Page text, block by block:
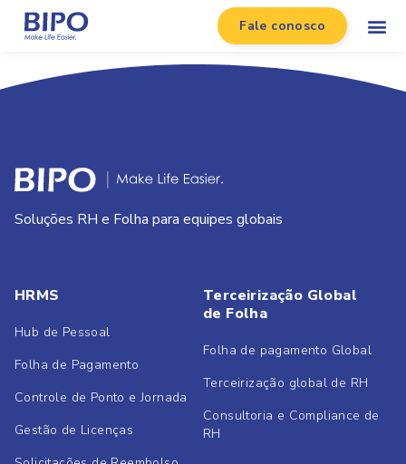
Fale conosco
Soluções RH e Folha para equipes globais
HRMS
Hub de Pessoal
Folha de Pagamento
Controle de Ponto e Jornada
Gestão de Licenças
Terceirização Global
de Folha
Folha de pagamento Global
Terceirização global de RH
Consultoria e Compliance de
RH